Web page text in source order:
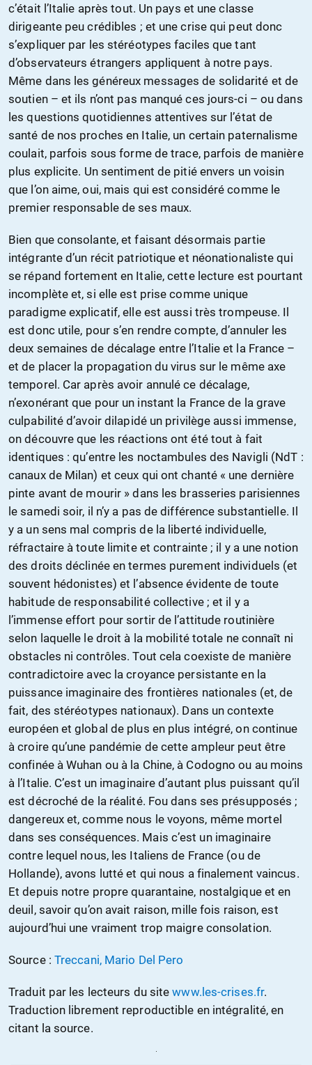
c’était l’Italie après tout. Un pays et une classe
dirigeante peu crédibles ; et une crise qui peut donc
s’expliquer par les stéréotypes faciles que tant
d’observateurs étrangers appliquent à notre pays.
Même dans les généreux messages de solidarité et de
soutien – et ils n’ont pas manqué ces jours-ci – ou dans
les questions quotidiennes attentives sur l’état de
santé de nos proches en Italie, un certain paternalisme
coulait, parfois sous forme de trace, parfois de manière
plus explicite. Un sentiment de pitié envers un voisin
que l’on aime, oui, mais qui est considéré comme le
premier responsable de ses maux.
Bien que consolante, et faisant désormais partie
intégrante d’un récit patriotique et néonationaliste qui
se répand fortement en Italie, cette lecture est pourtant
incomplète et, si elle est prise comme unique
paradigme explicatif, elle est aussi très trompeuse. Il
est donc utile, pour s’en rendre compte, d’annuler les
deux semaines de décalage entre l’Italie et la France –
et de placer la propagation du virus sur le même axe
temporel. Car après avoir annulé ce décalage,
n’exonérant que pour un instant la France de la grave
culpabilité d’avoir dilapidé un privilège aussi immense,
on découvre que les réactions ont été tout à fait
identiques : qu’entre les noctambules des Navigli (NdT :
canaux de Milan) et ceux qui ont chanté « une dernière
pinte avant de mourir » dans les brasseries parisiennes
le samedi soir, il n’y a pas de différence substantielle. Il
y a un sens mal compris de la liberté individuelle,
réfractaire à toute limite et contrainte ; il y a une notion
des droits déclinée en termes purement individuels (et
souvent hédonistes) et l’absence évidente de toute
habitude de responsabilité collective ; et il y a
l’immense effort pour sortir de l’attitude routinière
selon laquelle le droit à la mobilité totale ne connaît ni
obstacles ni contrôles. Tout cela coexiste de manière
contradictoire avec la croyance persistante en la
puissance imaginaire des frontières nationales (et, de
fait, des stéréotypes nationaux). Dans un contexte
européen et global de plus en plus intégré, on continue
à croire qu’une pandémie de cette ampleur peut être
confinée à Wuhan ou à la Chine, à Codogno ou au moins
à l’Italie. C’est un imaginaire d’autant plus puissant qu’il
est décroché de la réalité. Fou dans ses présupposés ;
dangereux et, comme nous le voyons, même mortel
dans ses conséquences. Mais c’est un imaginaire
contre lequel nous, les Italiens de France (ou de
Hollande), avons lutté et qui nous a finalement vaincus.
Et depuis notre propre quarantaine, nostalgique et en
deuil, savoir qu’on avait raison, mille fois raison, est
aujourd’hui une vraiment trop maigre consolation.
Source : Treccani, Mario Del Pero
Traduit par les lecteurs du sitewww.les-crises.fr.
Traduction librement reproductible en intégralité, en
citant la source.